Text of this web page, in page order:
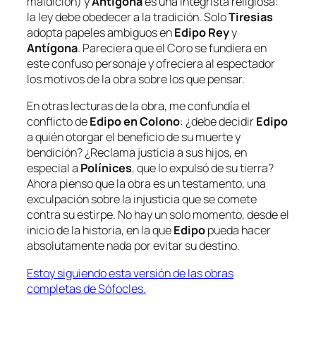
la ley debe obedecer a la tradición. SoloTiresias
adopta papeles ambiguos enEdipoReyy
Antígona. Pareciera que el Coro se fundiera en
este confuso personaje y ofreciera al espectador
los motivos de la obra sobre los que pensar.
En otras lecturas de la obra, me confundía el
conflicto deEdipo en Colono: ¿debe decidirEdipo
a quién otorgar el beneficio de su muerte y
bendición? ¿Reclama justicia a sus hijos, en
especial a Polínices, que lo expulsó de su tierra?
Ahora pienso que la obra es un testamento, una
exculpación sobre la injusticia que se comete
contra su estirpe. No hay un solo momento, desde el
inicio de la historia, en la queEdipopueda hacer
absolutamente nada por evitar su destino.
Estoy siguiendo esta versión de las obras
completas de Sófocles.